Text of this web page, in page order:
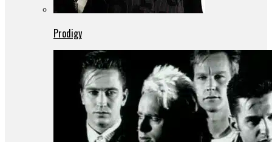
Prodigy